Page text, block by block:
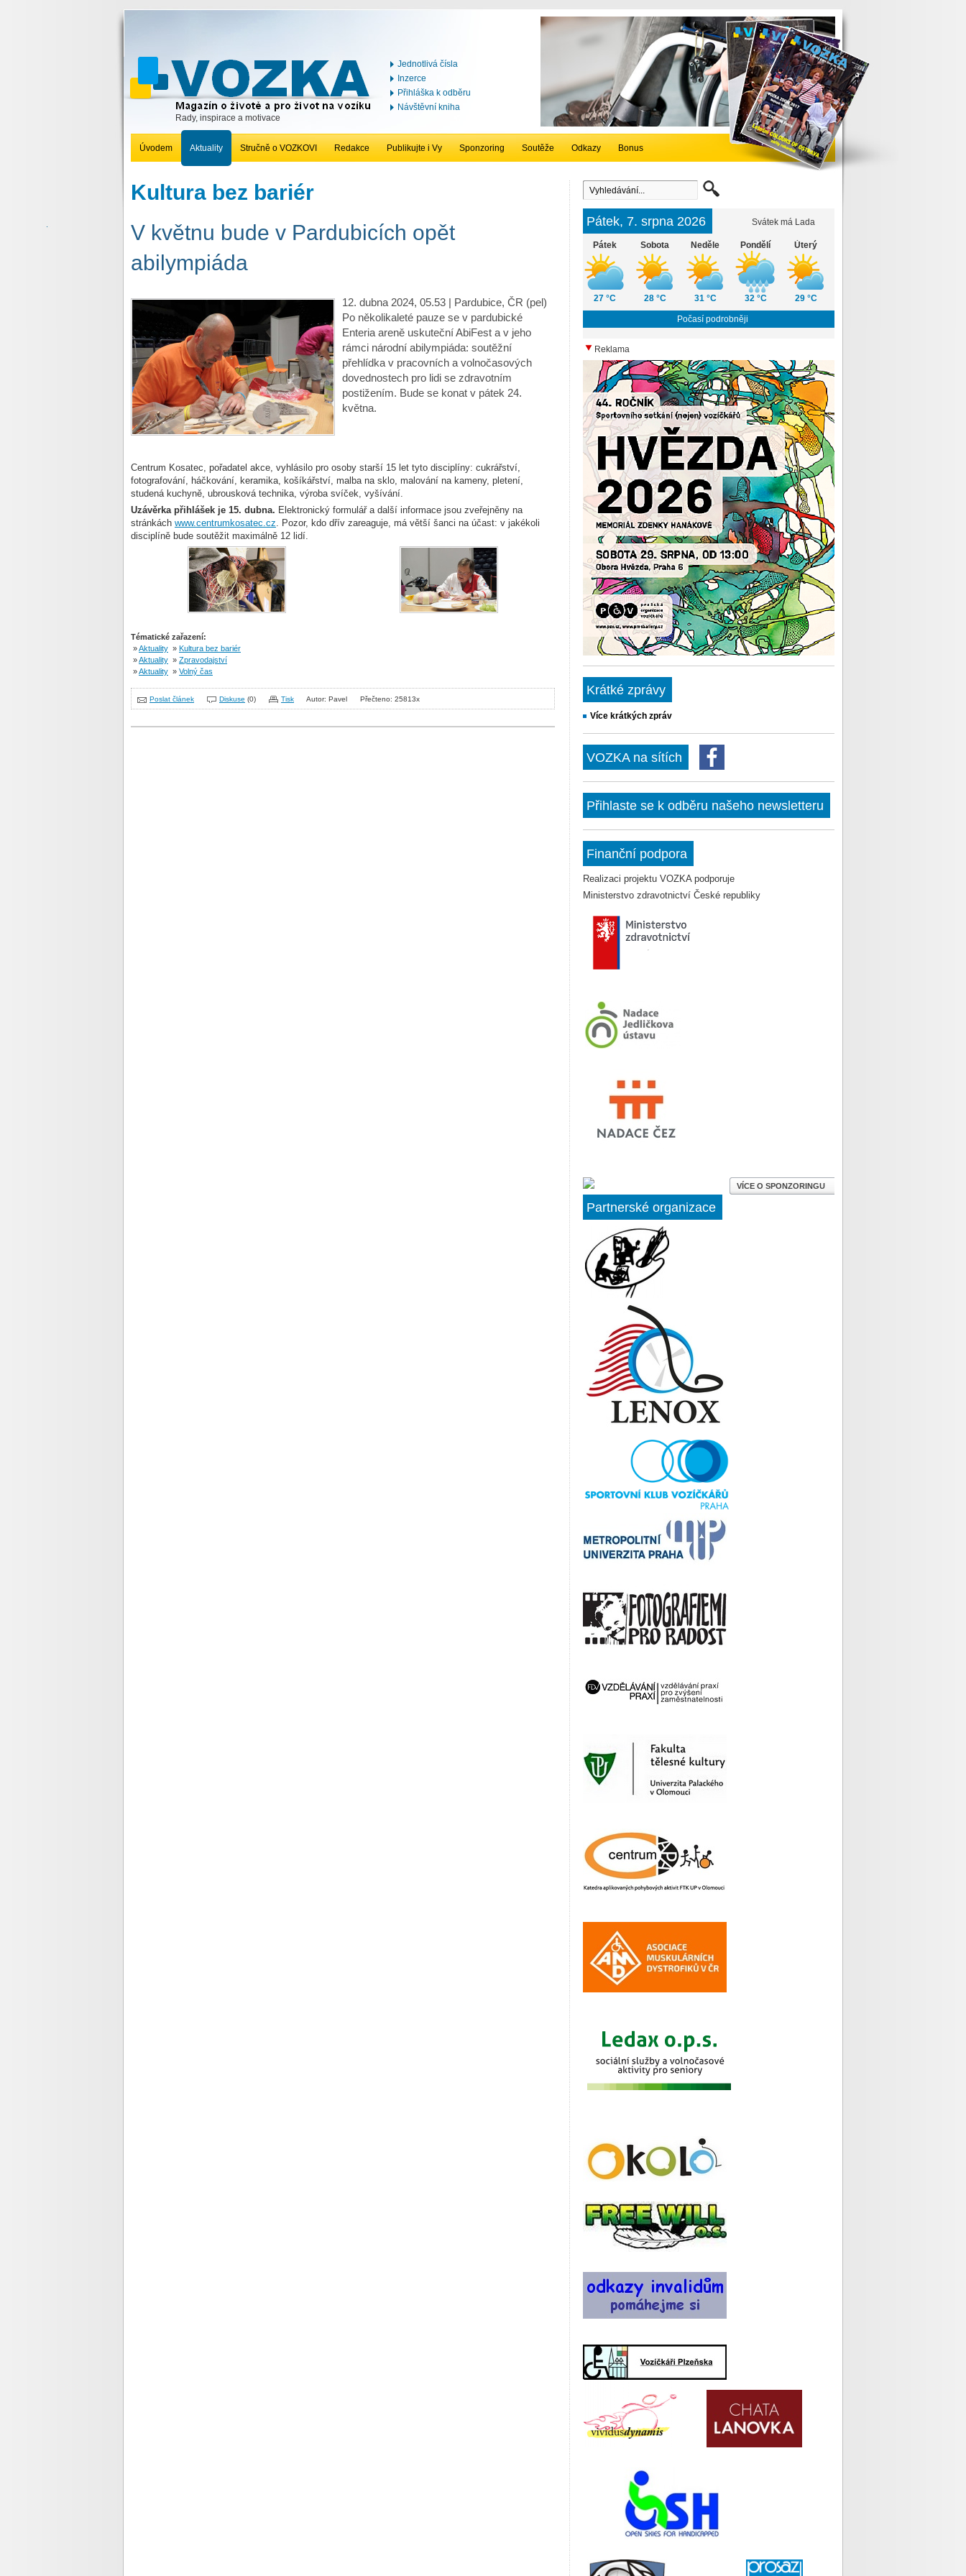
Rady, inspirace a motivace
Jednotlivá čísla
Inzerce
Přihláška k odběru
Návštěvní kniha
Úvodem Aktuality Stručně o VOZKOVI Redakce Publikujte i Vy Sponzoring Soutěže Odkazy Bonus
Kultura bez bariér
V květnu bude v Pardubicích opět
abilympiáda
12. dubna 2024, 05.53 | Pardubice, ČR (pel)
Po několikaleté pauze se v pardubické
Enteria areně uskuteční AbiFest a v jeho
rámci národní abilympiáda: soutěžní
přehlídka v pracovních a volnočasových
dovednostech pro lidi se zdravotním
postižením. Bude se konat v pátek 24.
května.
Centrum Kosatec, pořadatel akce, vyhlásilo pro osoby starší 15 let tyto disciplíny: cukrářství,
fotografování, háčkování, keramika, košíkářství, malba na sklo, malování na kameny, pletení,
studená kuchyně, ubrousková technika, výroba svíček, vyšívání.
Uzávěrka přihlášek je 15. dubna. Elektronický formulář a další informace jsou zveřejněny na
stránkách www.centrumkosatec.cz. Pozor, kdo dřív zareaguje, má větší šanci na účast: v jakékoli
disciplíně bude soutěžit maximálně 12 lidí.
Tématické zařazení:
»Aktuality » Kultura bez bariér
»Aktuality » Zpravodajství
»Aktuality » Volný čas
Poslat článek Diskuse (0) Tisk Autor: Pavel Přečteno: 25813x
Pátek, 7. srpna 2026 Svátek má Lada
Pátek
27 °C
Sobota
28 °C
Neděle
31 °C
Pondělí
32 °C
Úterý
29 °C
Počasí podrobněji
Reklama
Krátké zprávy
Více krátkých zpráv
VOZKA na sítích
Přihlaste se k odběru našeho newsletteru
Finanční podpora
Realizaci projektu VOZKA podporuje
Ministerstvo zdravotnictví České republiky
VÍCE O SPONZORINGU
Partnerské organizace